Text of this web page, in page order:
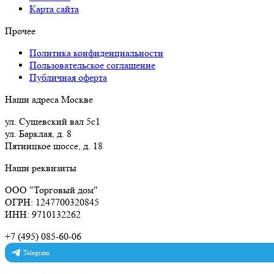
Карта сайта
Прочее
Политика конфиденциальности
Пользовательское соглашение
Публичная оферта
Наши адреса Москве
ул. Сущевский вал 5с1
ул. Барклая, д. 8
Пятницкое шоссе, д. 18
Наши реквизиты
ООО "Торговый дом"
ОГРН: 1247700320845
ИНН: 9710132262
+7 (495) 085-60-06
Telegram